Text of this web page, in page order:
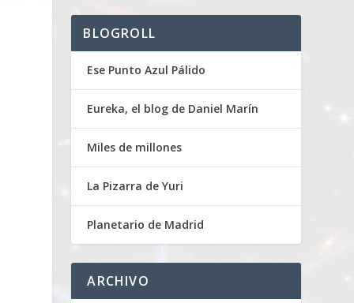
BLOGROLL
Ese Punto Azul Pálido
Eureka, el blog de Daniel Marín
Miles de millones
La Pizarra de Yuri
Planetario de Madrid
ARCHIVO